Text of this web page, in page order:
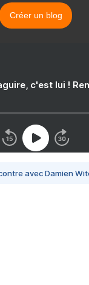
Créer un blog
c'est lui !
avec Damien